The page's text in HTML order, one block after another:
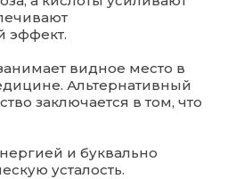
эффект.
видное место в
Альтернативный
заключается в том, что
и буквально
усталость.